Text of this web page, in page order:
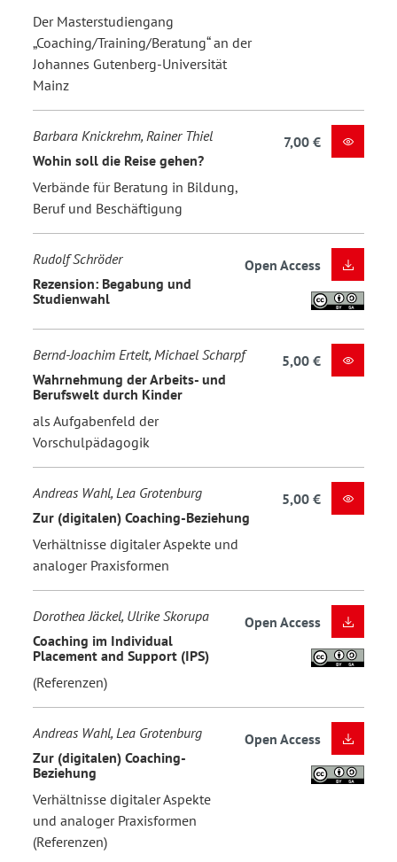
Der Masterstudiengang
„Coaching/Training/Beratung“ an der
Johannes Gutenberg-Universität
Mainz
Barbara Knickrehm, Rainer Thiel
Wohin soll die Reise gehen?
Verbände für Beratung in Bildung,
Beruf und Beschäftigung
7,00 €
Rudolf Schröder
Rezension: Begabung und
Studienwahl
Open Access
Bernd-Joachim Ertelt, Michael Scharpf
Wahrnehmung der Arbeits- und
Berufswelt durch Kinder
als Aufgabenfeld der
Vorschulpädagogik
5,00 €
Andreas Wahl, Lea Grotenburg
Zur (digitalen) Coaching-Beziehung
Verhältnisse digitaler Aspekte und
analoger Praxisformen
5,00 €
Dorothea Jäckel, Ulrike Skorupa
Coaching im Individual
Placement and Support (IPS)
(Referenzen)
Open Access
Andreas Wahl, Lea Grotenburg
Zur (digitalen) Coaching-
Beziehung
Verhältnisse digitaler Aspekte
und analoger Praxisformen
(Referenzen)
Open Access